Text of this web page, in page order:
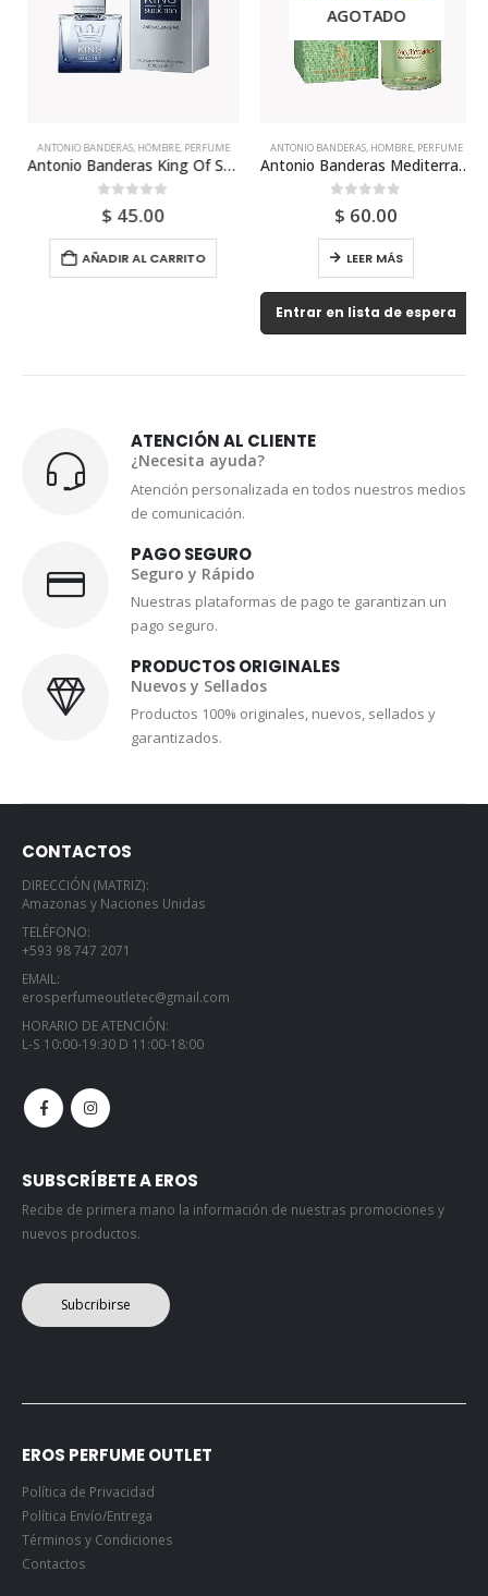
ANTONIO BANDERAS,HOMBRE,PERFUME
Antonio Banderas King Of Seduction Edt 100ml Para Hombre
out of 5
$45.00
AÑADIR AL CARRITO
AGOTADO
ANTONIO BANDERAS,HOMBRE,PERFUME
Antonio Banderas Mediterraneo 200ml Para Hombre
out of 5
$60.00
LEER MÁS
Entrar en lista de espera
ATENCIÓN AL CLIENTE
¿Necesita ayuda?
Atención personalizada en todos nuestros medios
PAGO SEGURO
Seguro y Rápido
Nuestras plataformas de pago te garantizan un
pago seguro.
PRODUCTOS ORIGINALES
Nuevos y Sellados
Productos 100% originales, nuevos, sellados y
garantizados.
CONTACTOS
DIRECCIÓN (MATRIZ):
Amazonas y Naciones Unidas
TELÉFONO:
EMAIL:
erosperfumeoutletec@gmail.com
HORARIO DE ATENCIÓN:
SUBSCRÍBETE A EROS
Recibe de primera mano la información de nuestras promociones y
nuevos productos.
EROS PERFUME OUTLET
Política Envío/Entrega
Términos y Condiciones